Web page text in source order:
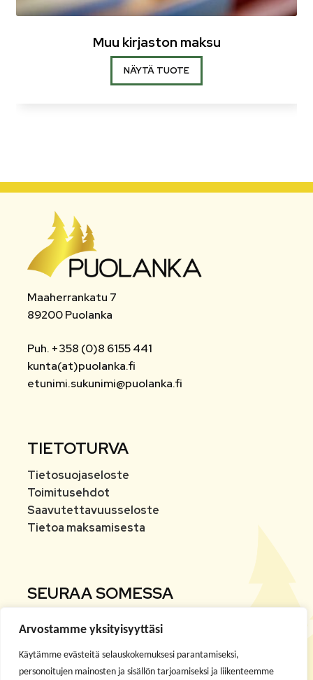
Arvostamme yksityisyyttäsi
Käytämme evästeitä selauskokemuksesi parantamiseksi,
personoitujen mainosten ja sisällön tarjoamiseksi ja liikenteemme
Muu kirjaston maksu
NÄYTÄ TUOTE
Maaherrankatu 7
89200 Puolanka
Puh. +358 (0)8 6155 441
kunta(at)puolanka.fi
etunimi.sukunimi@puolanka.fi
TIETOTURVA
Tietosuojaseloste
Toimitusehdot
Saavutettavuusseloste
Tietoa maksamisesta
SEURAA SOMESSA
Facebook
Instagram